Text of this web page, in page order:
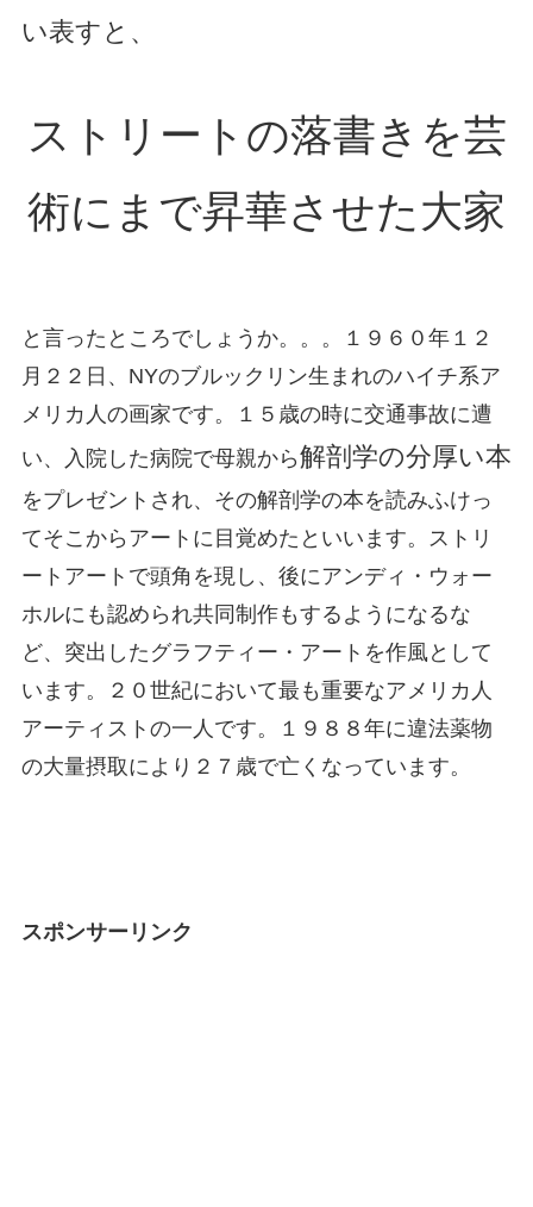
い表すと、
ストリートの落書きを芸
術にまで昇華させた大家
と言ったところでしょうか。。。１９６０年１２
月２２日、NYのブルックリン生まれのハイチ系ア
メリカ人の画家です。１５歳の時に交通事故に遭
い、入院した病院で母親から解剖学の分厚い本
をプレゼントされ、その解剖学の本を読みふけっ
てそこからアートに目覚めたといいます。ストリ
ートアートで頭角を現し、後にアンディ・ウォー
ホルにも認められ共同制作もするようになるな
ど、突出したグラフティー・アートを作風として
います。２０世紀において最も重要なアメリカ人
アーティストの一人です。１９８８年に違法薬物
の大量摂取により２７歳で亡くなっています。
スポンサーリンク